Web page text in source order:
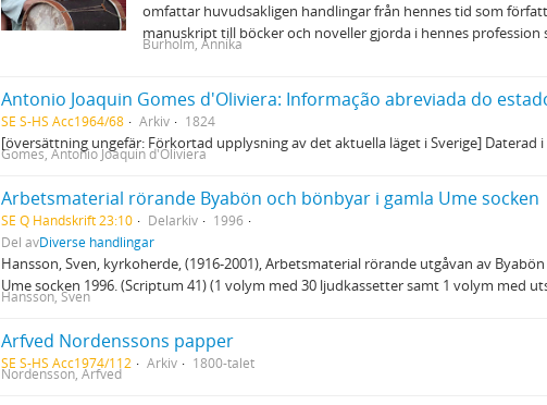
omfattar huvudsakligen handlingar från hennes tid som
manuskript till böcker och noveller gjorda i hennes
Burholm, Annika
SE S-HS Acc1964/68 Arkiv 1824
[översättning ungefär: Förkortad upplysning av det aktuella läget i Sverige] Daterad i
Gomes, Antonio Joaquin d'Oliviera
Arbetsmaterial rörande Byabön och bönbyar i gamla Ume socken
SE Q Handskrift 23:10 Delarkiv
1996
Del avDiverse handlingar
Hansson, Sven, kyrkoherde, (1916-2001), Arbetsmaterial rörande utgåvan av
Ume socken 1996. (Scriptum 41) (1 volym med 30 ljudkassetter samt 1 volym med
Hansson, Sven
Arfved Nordenssons papper
SE S-HS Acc1974/112 Arkiv 1800-talet
Nordensson, Arfved